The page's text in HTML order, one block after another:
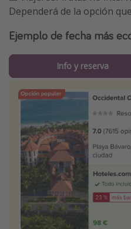
Dependerá de la opción
Ejemplo de fecha más
Info y reserva